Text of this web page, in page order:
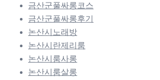
금산군풀싸롱코스
금산군풀싸롱후기
논산시노래방
논산시란제리룸
논산시룸사롱
논산시룸살롱